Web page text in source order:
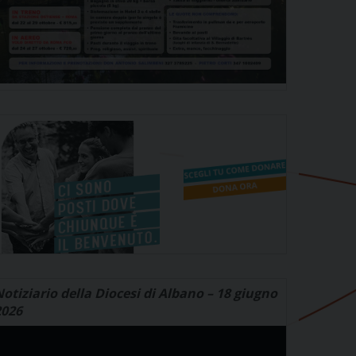
della Diocesi di Albano – 18 giugno